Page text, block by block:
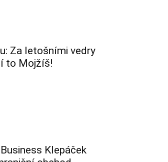
Za letošními vedry
to Mojžíš!
Klepáček